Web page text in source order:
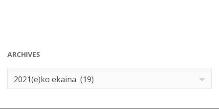
ARCHIVES
Archives
2021(e)ko ekaina (19)